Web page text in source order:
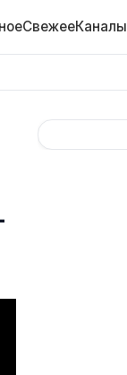
СвежееКаналы